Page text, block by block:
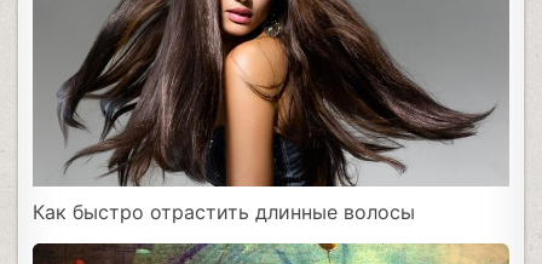
Как быстро отрастить длинные волосы